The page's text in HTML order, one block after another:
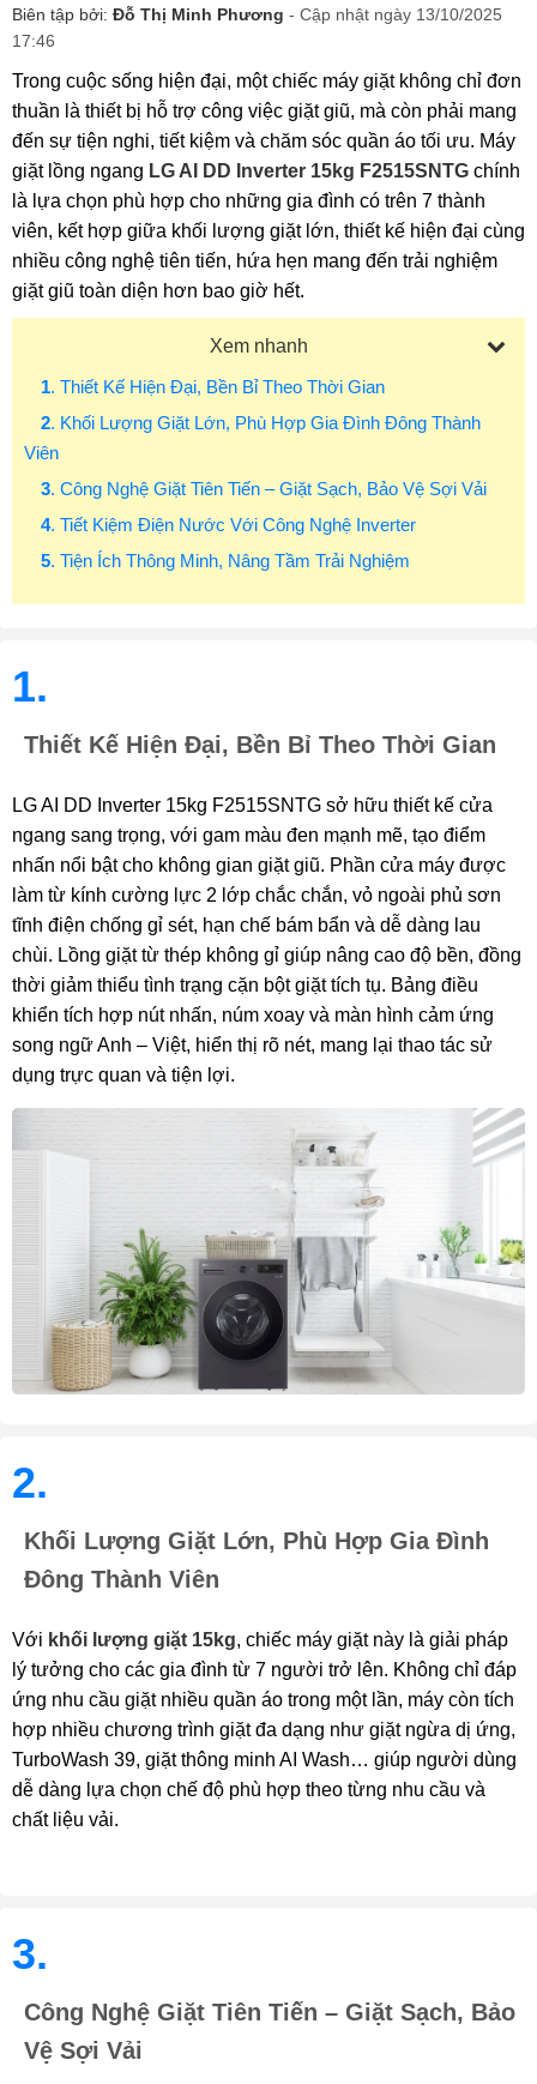
Biên tập bởi: Đỗ Thị Minh Phương - Cập nhật ngày 13/10/2025
17:46
Trong cuộc sống hiện đại, một chiếc máy giặt không chỉ đơn
thuần là thiết bị hỗ trợ công việc giặt giũ, mà còn phải mang
đến sự tiện nghi, tiết kiệm và chăm sóc quần áo tối ưu. Máy
giặt lồng ngang LG AI DD Inverter 15kg F2515SNTG chính
là lựa chọn phù hợp cho những gia đình có trên 7 thành
viên, kết hợp giữa khối lượng giặt lớn, thiết kế hiện đại cùng
nhiều công nghệ tiên tiến, hứa hẹn mang đến trải nghiệm
giặt giũ toàn diện hơn bao giờ hết.
Xem nhanh
1. Thiết Kế Hiện Đại, Bền Bỉ Theo Thời Gian
2. Khối Lượng Giặt Lớn, Phù Hợp Gia Đình Đông Thành
Viên
3. Công Nghệ Giặt Tiên Tiến – Giặt Sạch, Bảo Vệ Sợi Vải
4. Tiết Kiệm Điện Nước Với Công Nghệ Inverter
5. Tiện Ích Thông Minh, Nâng Tầm Trải Nghiệm
1.
Thiết Kế Hiện Đại, Bền Bỉ Theo Thời Gian
LG AI DD Inverter 15kg F2515SNTG sở hữu thiết kế cửa
ngang sang trọng, với gam màu đen mạnh mẽ, tạo điểm
nhấn nổi bật cho không gian giặt giũ. Phần cửa máy được
làm từ kính cường lực 2 lớp chắc chắn, vỏ ngoài phủ sơn
tĩnh điện chống gỉ sét, hạn chế bám bẩn và dễ dàng lau
chùi. Lồng giặt từ thép không gỉ giúp nâng cao độ bền, đồng
thời giảm thiểu tình trạng cặn bột giặt tích tụ. Bảng điều
khiển tích hợp nút nhấn, núm xoay và màn hình cảm ứng
song ngữ Anh – Việt, hiển thị rõ nét, mang lại thao tác sử
dụng trực quan và tiện lợi.
2.
Khối Lượng Giặt Lớn, Phù Hợp Gia Đình
Đông Thành Viên
Với khối lượng giặt 15kg, chiếc máy giặt này là giải pháp
lý tưởng cho các gia đình từ 7 người trở lên. Không chỉ đáp
ứng nhu cầu giặt nhiều quần áo trong một lần, máy còn tích
hợp nhiều chương trình giặt đa dạng như giặt ngừa dị ứng,
TurboWash 39, giặt thông minh AI Wash… giúp người dùng
dễ dàng lựa chọn chế độ phù hợp theo từng nhu cầu và
chất liệu vải.
3.
Công Nghệ Giặt Tiên Tiến – Giặt Sạch, Bảo
Vệ Sợi Vải